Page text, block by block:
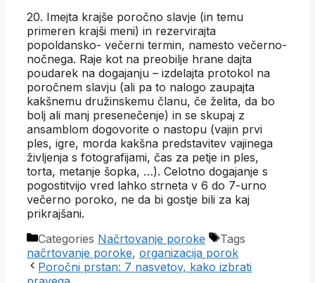
20. Imejta krajše poročno slavje (in temu
primeren krajši meni) in rezervirajta
popoldansko- večerni termin, namesto večerno-
nočnega. Raje kot na preobilje hrane dajta
poudarek na dogajanju – izdelajta protokol na
poročnem slavju (ali pa to nalogo zaupajta
kakšnemu družinskemu članu, če želita, da bo
bolj ali manj presenečenje) in se skupaj z
ansamblom dogovorite o nastopu (vajin prvi
ples, igre, morda kakšna predstavitev vajinega
življenja s fotografijami, čas za petje in ples,
torta, metanje šopka, …). Celotno dogajanje s
pogostitvijo vred lahko strneta v 6 do 7-urno
večerno poroko, ne da bi gostje bili za kaj
prikrajšani.
Categories Načrtovanje poroke
Tags
načrtovanje poroke, organizacija porok
Poročni prstan: 7 nasvetov, kako izbrati